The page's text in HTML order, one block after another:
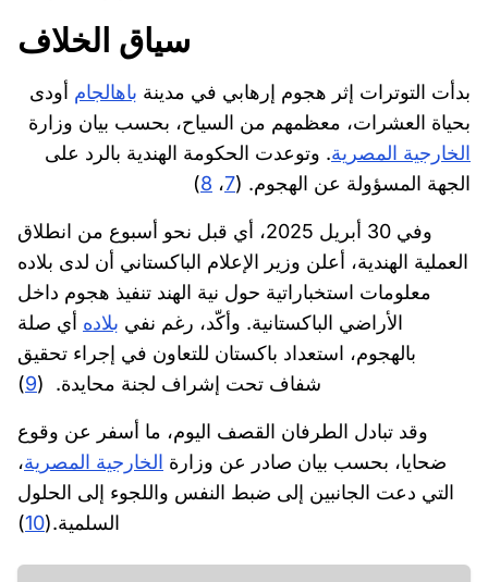
سياق الخلاف
بدأت التوترات إثر هجوم إرهابي في مدينة باهالجام أودى
بحياة العشرات، معظمهم من السياح، بحسب بيان وزارة
الخارجية المصرية. وتوعدت الحكومة الهندية بالرد على
الجهة المسؤولة عن الهجوم. (7، 8
)
وفي 30 أبريل 2025، أي قبل نحو أسبوع من انطلاق
العملية الهندية، أعلن وزير الإعلام الباكستاني أن لدى بلاده
معلومات استخباراتية حول نية الهند تنفيذ هجوم داخل
الأراضي الباكستانية. وأكّد، رغم نفي بلاده أي صلة
بالهجوم، استعداد باكستان للتعاون في إجراء تحقيق
شفاف تحت إشراف لجنة محايدة. (9
)
وقد تبادل الطرفان القصف اليوم، ما أسفر عن وقوع
ضحايا، بحسب بيان صادر عن وزارة الخارجية المصرية،
التي دعت الجانبين إلى ضبط النفس واللجوء إلى الحلول
السلمية.(10
)